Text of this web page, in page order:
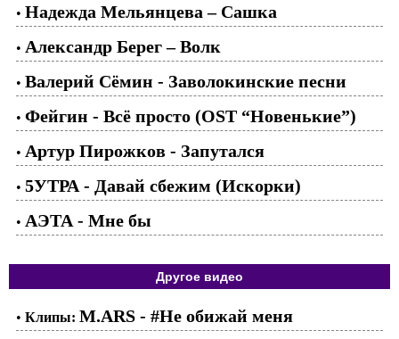
• Надежда Мельянцева – Сашка
• Александр Берег – Волк
• Валерий Сёмин - Заволокинские песни
• Фейгин - Всё просто (OST “Новенькие”)
• Артур Пирожков - Запутался
• 5УТРА - Давай сбежим (Искорки)
• АЭТА - Мне бы
Другое видео
• Клипы: M.ARS - #Не обижай меня